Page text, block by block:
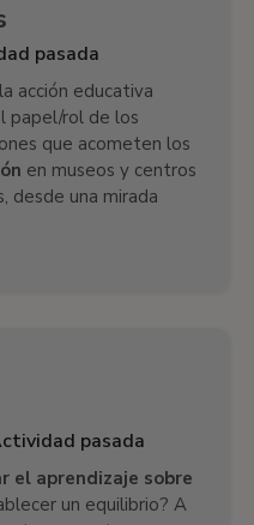
pasada
acción educativa
papel/rol de los
que acometen los
en museos y centros
desde una mirada
pasada
el aprendizaje sobre
un equilibrio? A